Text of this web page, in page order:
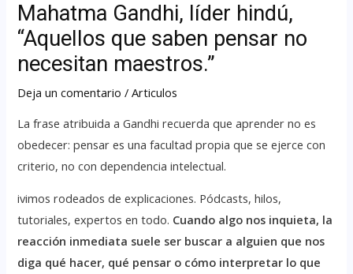
Mahatma Gandhi, líder hindú,
“Aquellos que saben pensar no
necesitan maestros.”
Deja un comentario /Articulos
La frase atribuida a Gandhi recuerda que aprender no es
obedecer: pensar es una facultad propia que se ejerce con
criterio, no con dependencia intelectual.
ivimos rodeados de explicaciones. Pódcasts, hilos,
tutoriales, expertos en todo. Cuando algo nos inquieta, la
reacción inmediata suele ser buscar a alguien que nos
diga qué hacer, qué pensar o cómo interpretar lo que